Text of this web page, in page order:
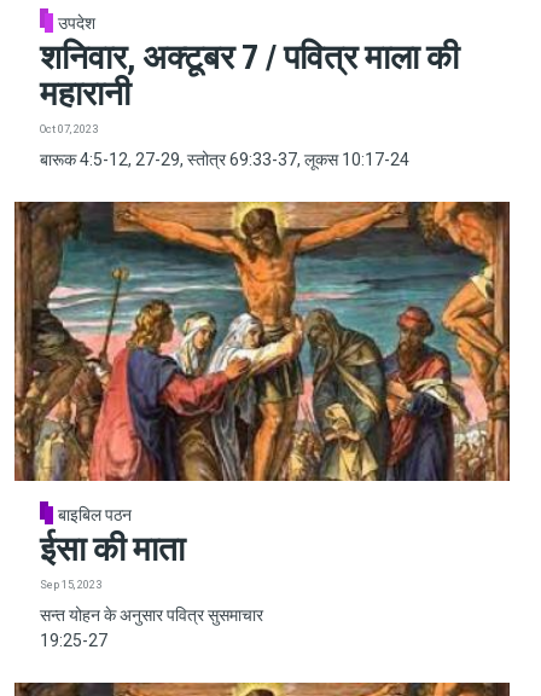
उपदेश
शनिवार, अक्टूबर 7 / पवित्र माला की
महारानी
Oct 07, 2023
बारूक 4:5-12, 27-29, स्तोत्र 69:33-37, लूकस 10:17-24
बाइबिल पठन
ईसा की माता
Sep 15, 2023
सन्त योहन के अनुसार पवित्र सुसमाचार
19:25-27